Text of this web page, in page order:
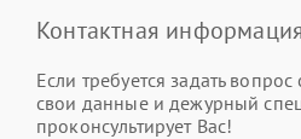
Контактная информация
Если требуется задать вопрос
свои данные и дежурный
проконсультирует Вас!